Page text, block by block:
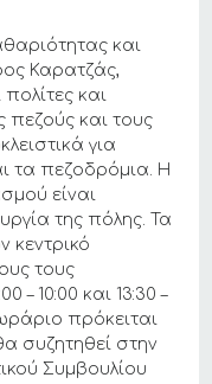
και
Καρατζάς,
και
πεζούς και τους
για
τα πεζοδρόμια. Η
είναι
της πόλης. Τα
τους
– 10:00 και 13:30 –
πρόκειται
συζητηθεί στην
Συμβουλίου